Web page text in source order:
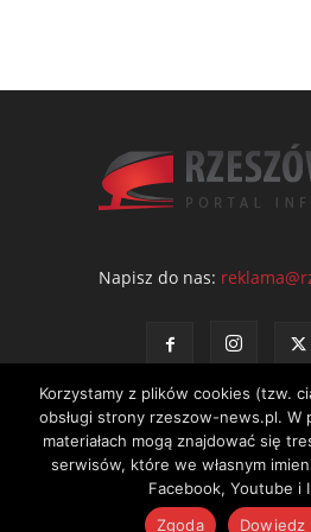
Napisz do nas:
Kontakt Polityka prywatności
© NEWS Sp. z o.o. - wydawca portalu
Korzystamy z plików cookies (tzw.
obsługi strony rzeszow-news.pl. W
materiałach mogą znajdować się
serwisów, które we własnym
Facebook, Youtube i
Zgoda
Dowiedz